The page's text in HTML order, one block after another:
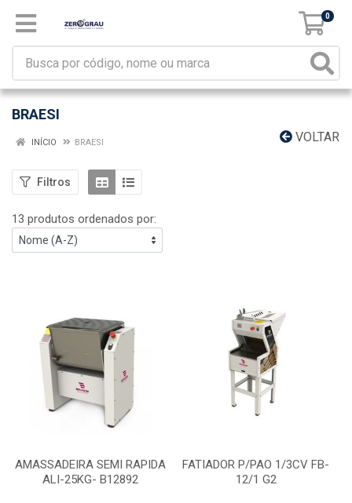
0
BRAESI
VOLTAR
INÍCIO BRAESI
Filtros
13 produtos ordenados por:
AMASSADEIRA SEMI RAPIDA
ALI-25KG- B12892
FATIADOR P/PAO 1/3CV FB-
12/1 G2